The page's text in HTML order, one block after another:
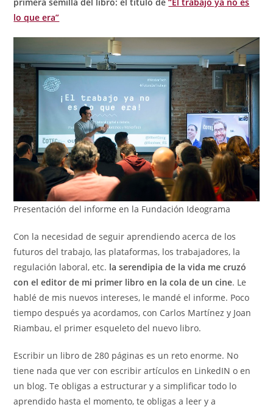
lo que era”
Presentación del informe en la Fundación Ideograma
Con la necesidad de seguir aprendiendo acerca de los
futuros del trabajo, las plataformas, los trabajadores, la
regulación laboral, etc. la serendipia de la vida me cruzó
con el editor de mi primer libro en la cola de un cine. Le
hablé de mis nuevos intereses, le mandé el informe. Poco
tiempo después ya acordamos, con Carlos Martínez y Joan
Riambau, el primer esqueleto del nuevo libro.
Escribir un libro de 280 páginas es un reto enorme. No
tiene nada que ver con escribir artículos en LinkedIN o en
un blog. Te obligas a estructurar y a simplificar todo lo
aprendido hasta el momento, te obligas a leer y a